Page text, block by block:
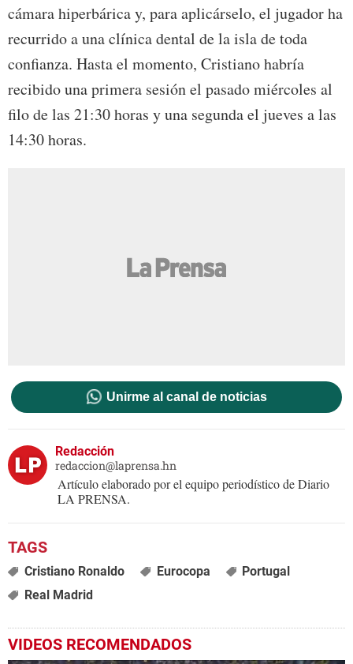
cámara hiperbárica y, para aplicárselo, el jugador ha
recurrido a una clínica dental de la isla de toda
confianza. Hasta el momento, Cristiano habría
recibido una primera sesión el pasado miércoles al
filo de las 21:30 horas y una segunda el jueves a las
14:30 horas.
Unirme al canal de noticias
Redacción
redaccion@laprensa.hn
Artículo elaborado por el equipo periodístico de Diario
LA PRENSA.
Cristiano Ronaldo Eurocopa
Portugal
Real Madrid
VIDEOS RECOMENDADOS